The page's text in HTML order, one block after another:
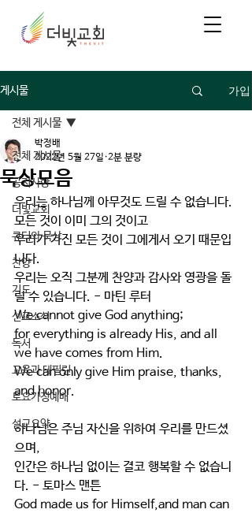
게시물 가입
전체 게시물
공지사항
더빛교회
큐티와 묵상
찬양
기도
선교소식
독서
교육과 테필린
토요가정예배
설교요약
전체 게시물
묵상모음
박정배
2022년 5월 27일 2분 분량
우리는 하나님께 아무것도 드릴 수 없습니다.
모든 것이 이미 그의 것이고
우리가 가진 모든 것이 그에게서 오기 때문입
니다.
우리는 오직 그분께 찬양과 감사와 영광을 돌
릴 수 있습니다. - 마틴 루터
We cannot give God anything;
for everything is already His, and all
we have comes from Him.
We can only give Him praise, thanks,
and honor.
하나님은 주님 자신을 위하여 우리를 만드셨
으며,
인간은 하나님 없이는 결코 행복할 수 없습니
다. - 토마스 맨튼
God made us for Himself,and man can